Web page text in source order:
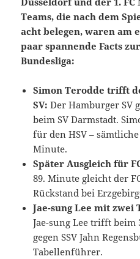
Teams, die nach dem
acht belegen, waren am
paar spannende Facts
Bundesliga:
Simon Terodde trifft
SV: Der Hamburger SV
beim SV Darmstadt.
für den HSV –
Minute.
Später Ausgleich für
89. Minute gleicht der
Rückstand bei
Jae-sung Lee mit
Jae-sung Lee trifft
gegen SSV Jahn
Tabellenführer.